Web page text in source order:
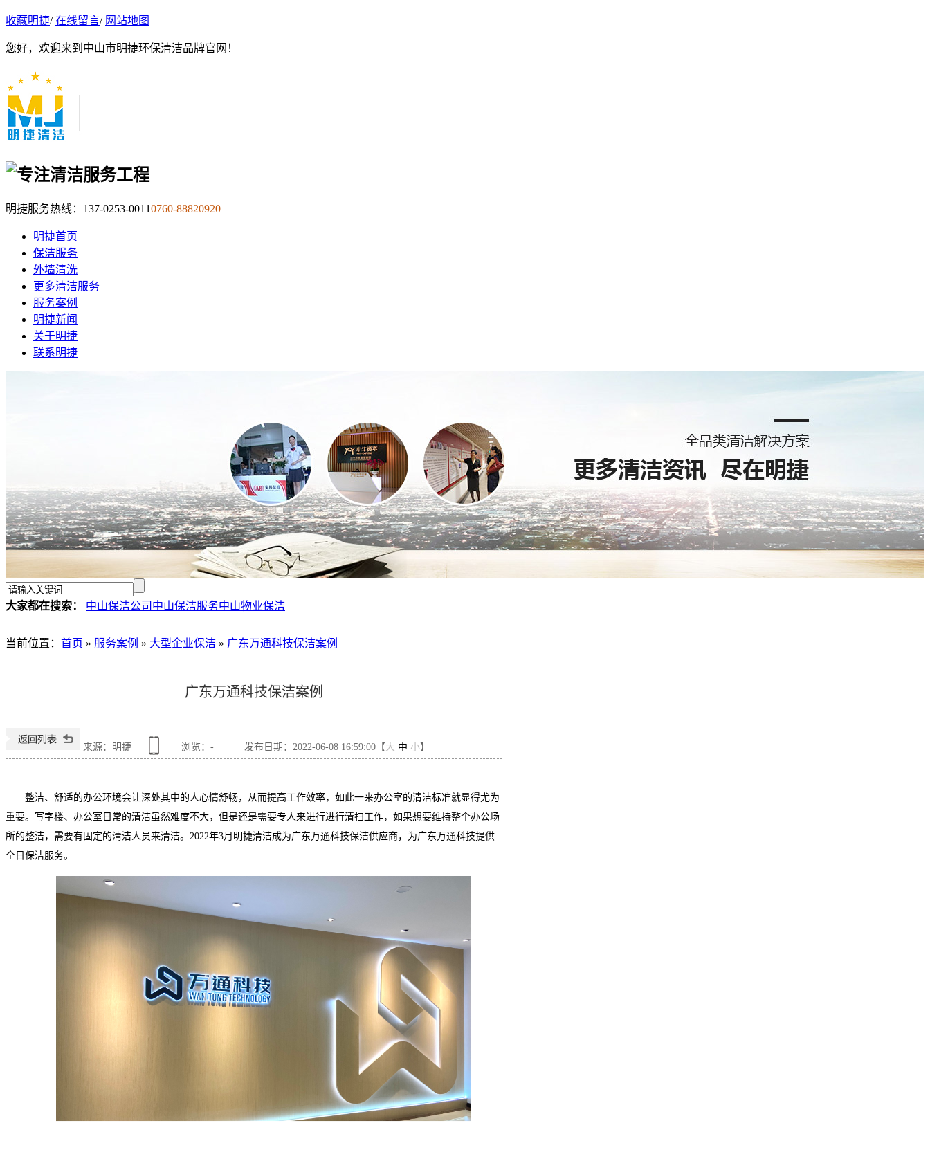
收藏明捷/在线留言/ 网站地图
您好，欢迎来到中山市明捷环保清洁品牌官网！
明捷服务热线： 137-0253-00110760-88820920
明捷首页
保洁服务
外墙清洗
更多清洁服务
服务案例
明捷新闻
关于明捷
联系明捷
大家都在搜索： 中山保洁公司 中山保洁服务中山物业保洁
当前位置 ： 首页 » 服务案例 » 大型企业保洁 » 广东万通科技保洁案例
广东万通科技保洁案例
来源：明捷 浏览： - 发布日期：2022-06-08 16:59:00【大 中 小】
整洁、舒适的办公环境会让深处其中的人心情舒畅，从而提高工作效率，如此一来办公室的清洁标准就显得尤为
重要。写字楼、办公室日常的清洁虽然难度不大，但是还是需要专人来进行进行清扫工作，如果想要维持整个办公场
所的整洁，需要有固定的清洁人员来清洁。2022年3月明捷清洁成为广东万通科技保洁供应商，为广东万通科技提供
全日保洁服务。